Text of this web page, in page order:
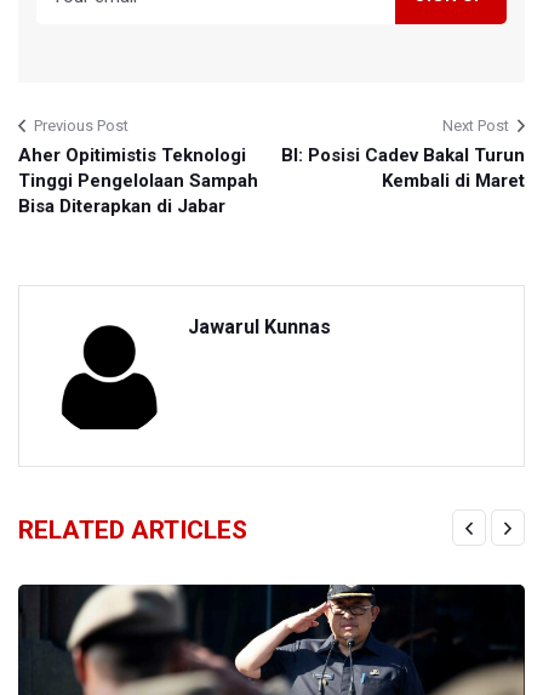
Previous Post
Aher Opitimistis Teknologi
Tinggi Pengelolaan Sampah
Bisa Diterapkan di Jabar
Next Post
BI: Posisi Cadev Bakal Turun
Kembali di Maret
Jawarul Kunnas
RELATED ARTICLES